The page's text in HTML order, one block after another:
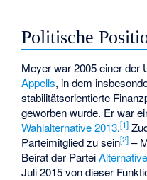
Politische
Meyer war 2005 einer der
Appells, in dem
stabilitätsorientierte
geworben wurde. Er war
Wahlalternative 2013.[1]
Parteimitglied zu sein[2] –
Beirat der Partei
Juli 2015 von dieser